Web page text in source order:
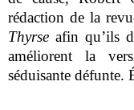
rédaction de la
Thyrse afin qu’ils
améliorent la
séduisante défunte.